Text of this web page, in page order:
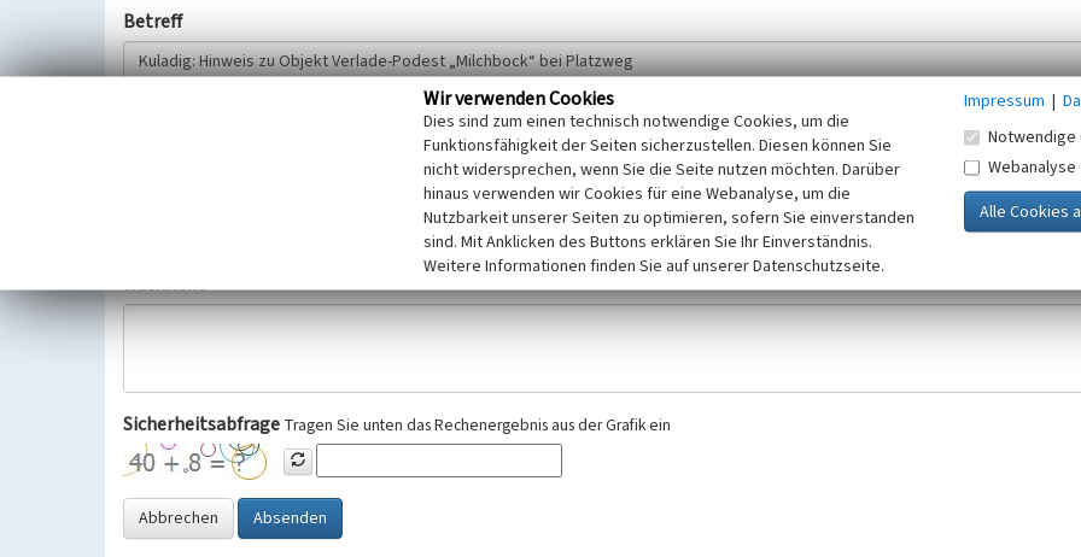
Betreff
Wir bitten Sie um freiwillige Angabe Ihres Namens und Ihrer E-Mail-Adresse. Ihre Angaben werden ausschließlich im Rahmen der KuLaDig-
Selbstverständlich werden diese entsprechend der Vorschriften des Telemediengesetzes, des Datenschutzgesetzes NRW und der seit
Datenschutzgrundverordnung (EU-DSGVO) vertraulich behandelt, beachten Sie bitte unsere Hinweise zumDatenschutz
Nachricht
Sicherheitsabfrage Tragen Sie unten das Rechenergebnis aus der Grafik ein
Abbrechen Absenden
Wir verwenden Cookies
Dies sind zum einen technisch notwendige Cookies, um die
Funktionsfähigkeit der Seiten sicherzustellen. Diesen können Sie
nicht widersprechen, wenn Sie die Seite nutzen möchten. Darüber
hinaus verwenden wir Cookies für eine Webanalyse, um die
Nutzbarkeit unserer Seiten zu optimieren, sofern Sie einverstanden
sind. Mit Anklicken des Buttons erklären Sie Ihr Einverständnis.
Weitere Informationen finden Sie auf unserer Datenschutzseite.
Impressum |
Notwendige
Webanalyse